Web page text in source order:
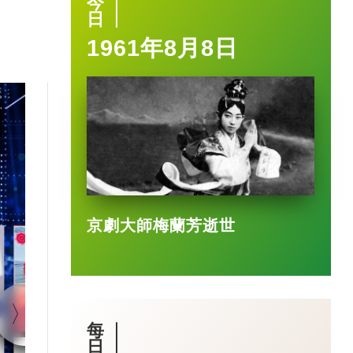
日
1961年8月8日
京劇大師梅蘭芳逝世
每
日